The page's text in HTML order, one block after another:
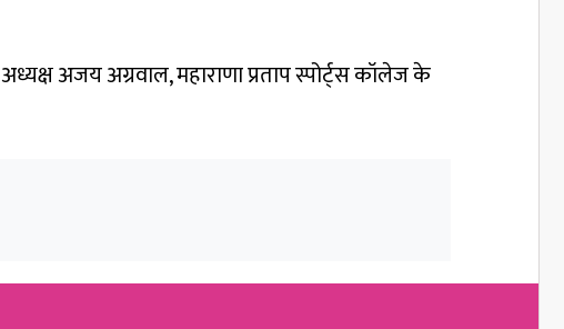
अजय अग्रवाल, महाराणा प्रताप स्पोर्ट्स कॉलेज के